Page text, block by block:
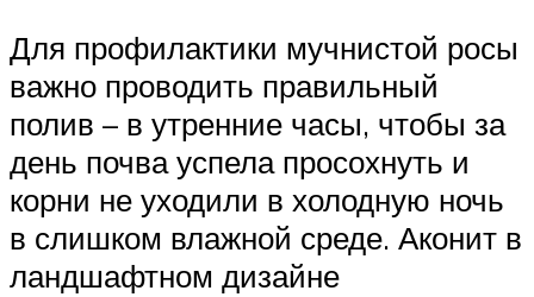
Для профилактики мучнистой росы
важно проводить правильный
полив – в утренние часы, чтобы за
день почва успела просохнуть и
корни не уходили в холодную ночь
в слишком влажной среде. Аконит в
ландшафтном дизайне